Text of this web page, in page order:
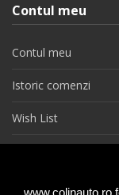
Contul meu
Contul meu
Istoric comenzi
Wish List